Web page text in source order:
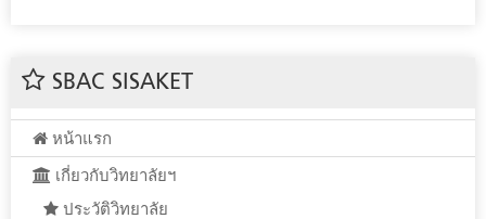
SBAC SISAKET
หน้าแรก
เกี่ยวกับวิทยาลัยฯ
ประวัติวิทยาลัย